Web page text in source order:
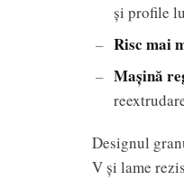
și profile
Risc mai
Mașină
Designul
V și lame